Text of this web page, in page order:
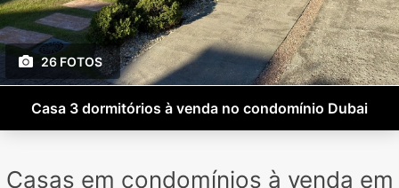
26 FOTOS
Casa 3 dormitórios à venda no condomínio Dubai
Casas em condomínios à venda em